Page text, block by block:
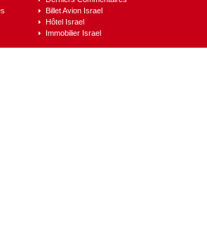
Billet Avion Israel
Hôtel Israel
Immobilier Israel